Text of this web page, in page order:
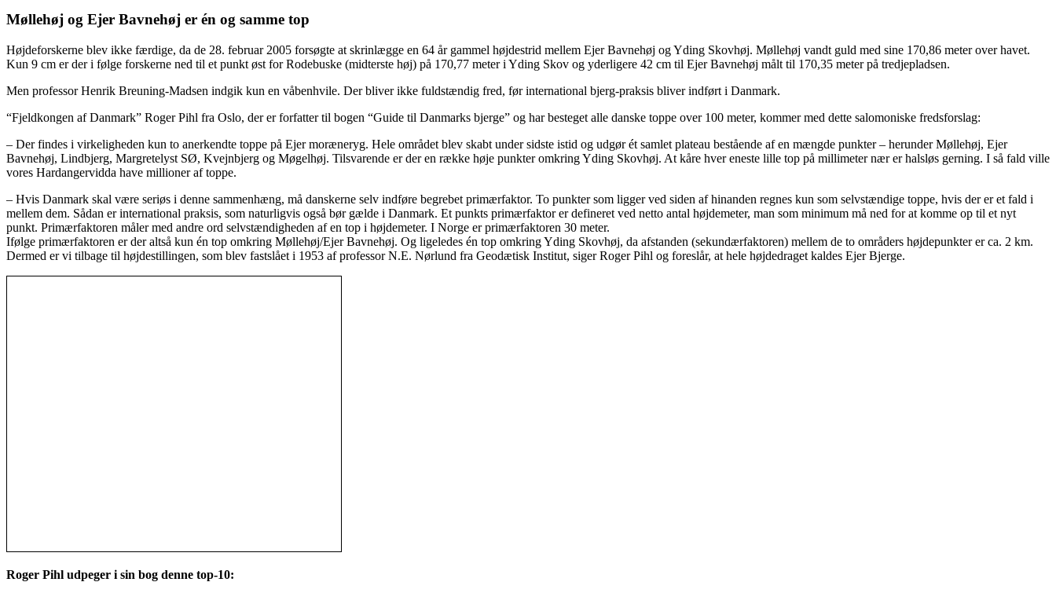
Møllehøj og Ejer Bavnehøj er én og samme top
Højdeforskerne blev ikke færdige, da de 28. februar 2005 forsøgte at skrinlægge en 64 år gammel højdestrid mellem Ejer Bavnehøj og Yding Skovhøj. Møllehøj vandt guld med sine 170,86 meter over havet.
Kun 9 cm er der i følge forskerne ned til et punkt øst for Rodebuske (midterste høj) på 170,77 meter i Yding Skov og yderligere 42 cm til Ejer Bavnehøj målt til 170,35 meter på tredjepladsen.
Men professor Henrik Breuning-Madsen indgik kun en våbenhvile. Der bliver ikke fuldstændig fred, før international bjerg-praksis bliver indført i Danmark.
“Fjeldkongen af Danmark” Roger Pihl fra Oslo, der er forfatter til bogen “Guide til Danmarks bjerge” og har besteget alle danske toppe over 100 meter, kommer med dette salomoniske fredsforslag:
– Der findes i virkeligheden kun to anerkendte toppe på Ejer moræneryg. Hele området blev skabt under sidste istid og udgør ét samlet plateau bestående af en mængde punkter – herunder Møllehøj, Ejer
Bavnehøj, Lindbjerg, Margretelyst SØ, Kvejnbjerg og Møgelhøj. Tilsvarende er der en række høje punkter omkring Yding Skovhøj. At kåre hver eneste lille top på millimeter nær er halsløs gerning. I så fald ville
vores Hardangervidda have millioner af toppe.
– Hvis Danmark skal være seriøs i denne sammenhæng, må danskerne selv indføre begrebet primærfaktor. To punkter som ligger ved siden af hinanden regnes kun som selvstændige toppe, hvis der er et fald i
mellem dem. Sådan er international praksis, som naturligvis også bør gælde i Danmark. Et punkts primærfaktor er defineret ved netto antal højdemeter, man som minimum må ned for at komme op til et nyt
punkt. Primærfaktoren måler med andre ord selvstændigheden af en top i højdemeter. I Norge er primærfaktoren 30 meter.
Ifølge primærfaktoren er der altså kun én top omkring Møllehøj/Ejer Bavnehøj. Og ligeledes én top omkring Yding Skovhøj, da afstanden (sekundærfaktoren) mellem de to områders højdepunkter er ca. 2 km.
Dermed er vi tilbage til højdestillingen, som blev fastslået i 1953 af professor N.E. Nørlund fra Geodætisk Institut, siger Roger Pihl og foreslår, at hele højdedraget kaldes Ejer Bjerge.
Roger Pihl udpeger i sin bog denne top-10: